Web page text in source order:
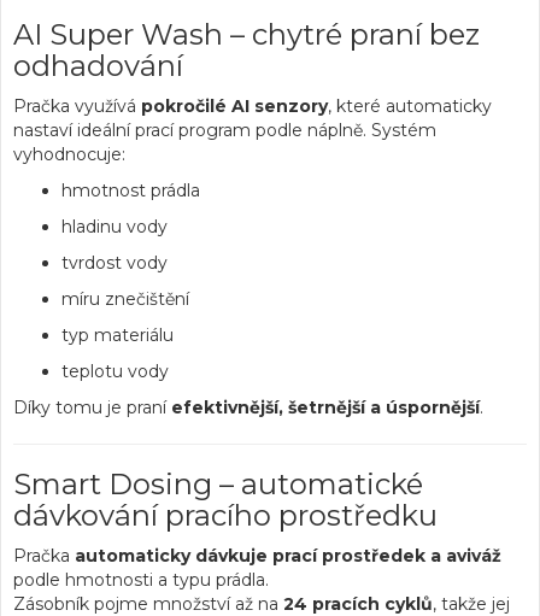
AI Super Wash – chytré praní bez
odhadování
Pračka využívá pokročilé AI senzory, které automaticky
nastaví ideální prací program podle náplně. Systém
vyhodnocuje:
hmotnost prádla
hladinu vody
tvrdost vody
míru znečištění
typ materiálu
teplotu vody
Díky tomu je praní efektivnější, šetrnější a úspornější.
Smart Dosing – automatické
dávkování pracího prostředku
Pračka automaticky dávkuje prací prostředek a aviváž
podle hmotnosti a typu prádla.
Zásobník pojme množství až na 24 pracích cyklů, takže jej